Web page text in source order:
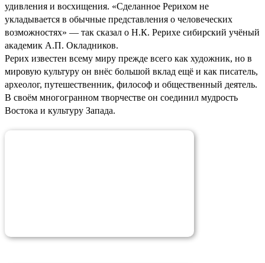
удивления и восхищения. «Сделанное Рерихом не
укладывается в обычные представления о человеческих
возможностях» — так сказал о Н.К. Рерихе сибирский учёный
академик А.П. Окладников.
Рерих известен всему миру прежде всего как художник, но в
мировую культуру он внёс большой вклад ещё и как писатель,
археолог, путешественник, философ и общественный деятель.
В своём многогранном творчестве он соединил мудрость
Востока и культуру Запада.